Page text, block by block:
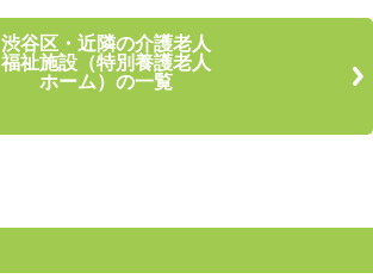
渋谷区・近隣の介護老人
福祉施設（特別養護老人
ホーム）の一覧